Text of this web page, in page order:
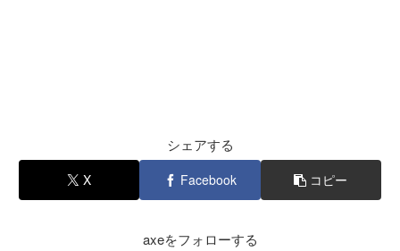
シェアする
X Facebook コピー
axeをフォローする